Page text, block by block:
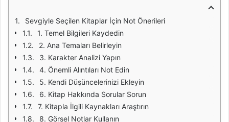
Sevgiyle Seçilen Kitaplar İçin Not Önerileri
1. Temel Bilgileri Kaydedin
2. Ana Temaları Belirleyin
3. Karakter Analizi Yapın
4. Önemli Alıntıları Not Edin
5. Kendi Düşüncelerinizi Ekleyin
6. Kitap Hakkında Sorular Sorun
7. Kitapla İlgili Kaynakları Araştırın
8. Görsel Notlar Kullanın